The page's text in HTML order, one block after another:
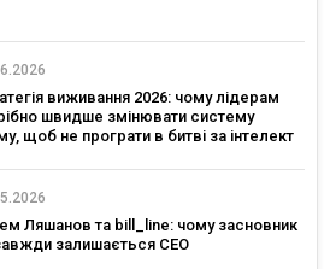
виживання 2026: чому лідерам
швидше змінювати систему
щоб не програти в битві за інтелект
Ляшанов та bill_line: чому засновник
залишається CEO